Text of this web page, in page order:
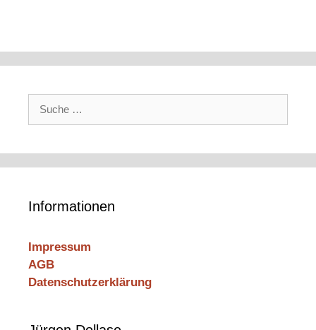
Suche
Informationen
Impressum
AGB
Datenschutzerklärung